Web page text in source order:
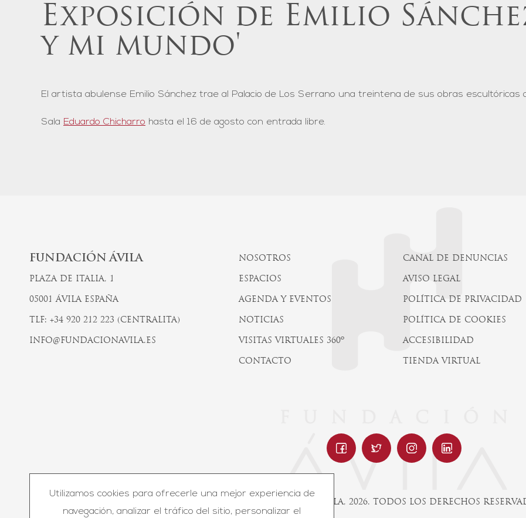
Utilizamos cookies para ofrecerle una mejor experiencia de
navegación, analizar el tráfico del sitio, personalizar el
Exposición de Emilio
y mi mundo'
El artista abulense Emilio Sánchez trae al Palacio de Los Serrano una treintena de sus obras
Sala Eduardo Chicharro hasta el 16 de agosto con entrada libre.
FUNDACIÓN ÁVILA
PLAZA DE ITALIA, 1
05001 ÁVILA ESPAÑA
TLF: +34 920 212 223 (CENTRALITA)
INFO@FUNDACIONAVILA.ES
NOSOTROS
ESPACIOS
AGENDA Y EVENTOS
NOTICIAS
VISITAS VIRTUALES 360º
CONTACTO
CANAL DE DENUNCIAS
AVISO LEGAL
POLÍTICA DE PRIVACIDAD
POLÍTICA DE COOKIES
ACCESIBILIDAD
TIENDA VIRTUAL
© FUNDACIÓN ÁVILA, 2026. TODOS LOS DERECHOS